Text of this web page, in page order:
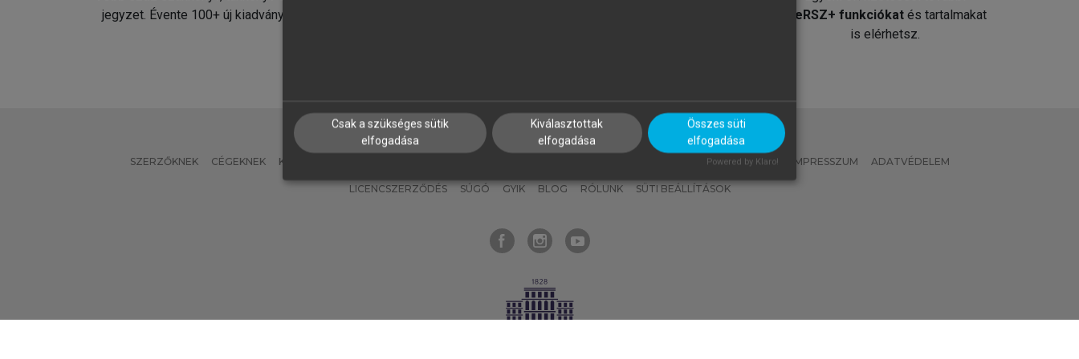
jegyzet. Évente 100+ új kiadvány.
MeRSZ+ funkciókat és tartalmakat
is elérhetsz.
SZERZŐKNEK CÉGEKNEK KÖNYVTÁROSOKNAK MI – ÁLTALÁNOS IRÁNYELVEK IMPRESSZUM ADATVÉDELEM
LICENCSZERZŐDÉS SÚGÓ GYIK BLOG RÓLUNK SÜTI BEÁLLÍTÁSOK
Csak a szükséges sütik
elfogadása
Kiválasztottak
elfogadása
Összes süti
elfogadása
Powered by Klaro!